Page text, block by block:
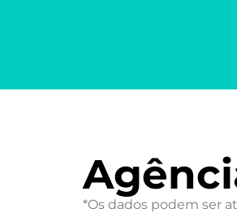
*Os dados podem ser